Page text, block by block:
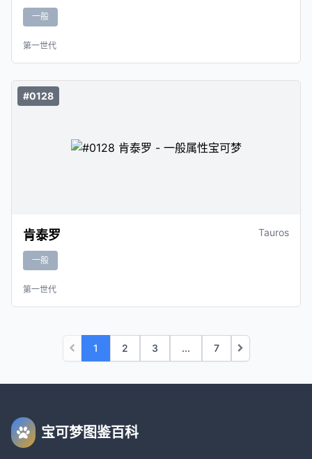
一般
第一世代
#0128
肯泰罗 Tauros
一般
第一世代
1 2 3 ... 7
宝可梦图鉴百科